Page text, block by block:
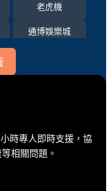
老虎機
通博娛樂城
時專人即時支援，協
相關問題。